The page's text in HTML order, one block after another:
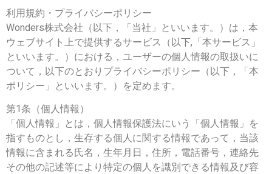
利用規約・プライバシーポリシー
Wonders株式会社（以下，「当社」といいます。）は，本
ウェブサイト上で提供するサービス（以下,「本サービス」
といいます。）における，ユーザーの個人情報の取扱いに
ついて，以下のとおりプライバシーポリシー（以下，「本
ポリシー」といいます。）を定めます。
第1条（個人情報）
「個人情報」とは，個人情報保護法にいう「個人情報」を
指すものとし，生存する個人に関する情報であって，当該
情報に含まれる氏名，生年月日，住所，電話番号，連絡先
その他の記述等により特定の個人を識別できる情報及び容